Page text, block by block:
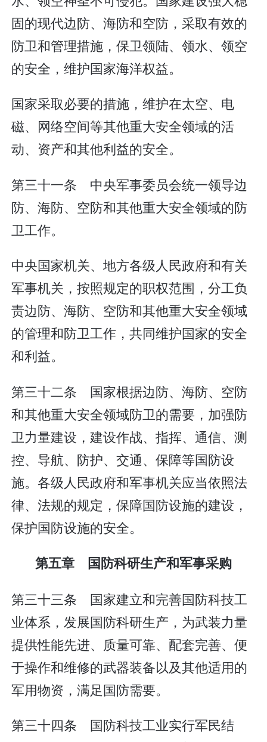
固的现代边防、海防和空防，采取有效的
防卫和管理措施，保卫领陆、领水、领空
的安全，维护国家海洋权益。
国家采取必要的措施，维护在太空、电
磁、网络空间等其他重大安全领域的活
动、资产和其他利益的安全。
第三十一条 中央军事委员会统一领导边
防、海防、空防和其他重大安全领域的防
卫工作。
中央国家机关、地方各级人民政府和有关
军事机关，按照规定的职权范围，分工负
责边防、海防、空防和其他重大安全领域
的管理和防卫工作，共同维护国家的安全
和利益。
第三十二条 国家根据边防、海防、空防
和其他重大安全领域防卫的需要，加强防
卫力量建设，建设作战、指挥、通信、测
控、导航、防护、交通、保障等国防设
施。各级人民政府和军事机关应当依照法
律、法规的规定，保障国防设施的建设，
保护国防设施的安全。
第五章 国防科研生产和军事采购
第三十三条 国家建立和完善国防科技工
业体系，发展国防科研生产，为武装力量
提供性能先进、质量可靠、配套完善、便
于操作和维修的武器装备以及其他适用的
军用物资，满足国防需要。
第三十四条 国防科技工业实行军民结